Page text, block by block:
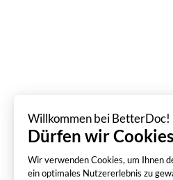
Willkommen bei BetterDoc!
Dürfen wir
Wir verwenden Cookies, um Ihnen
ein optimales Nutzererlebnis zu